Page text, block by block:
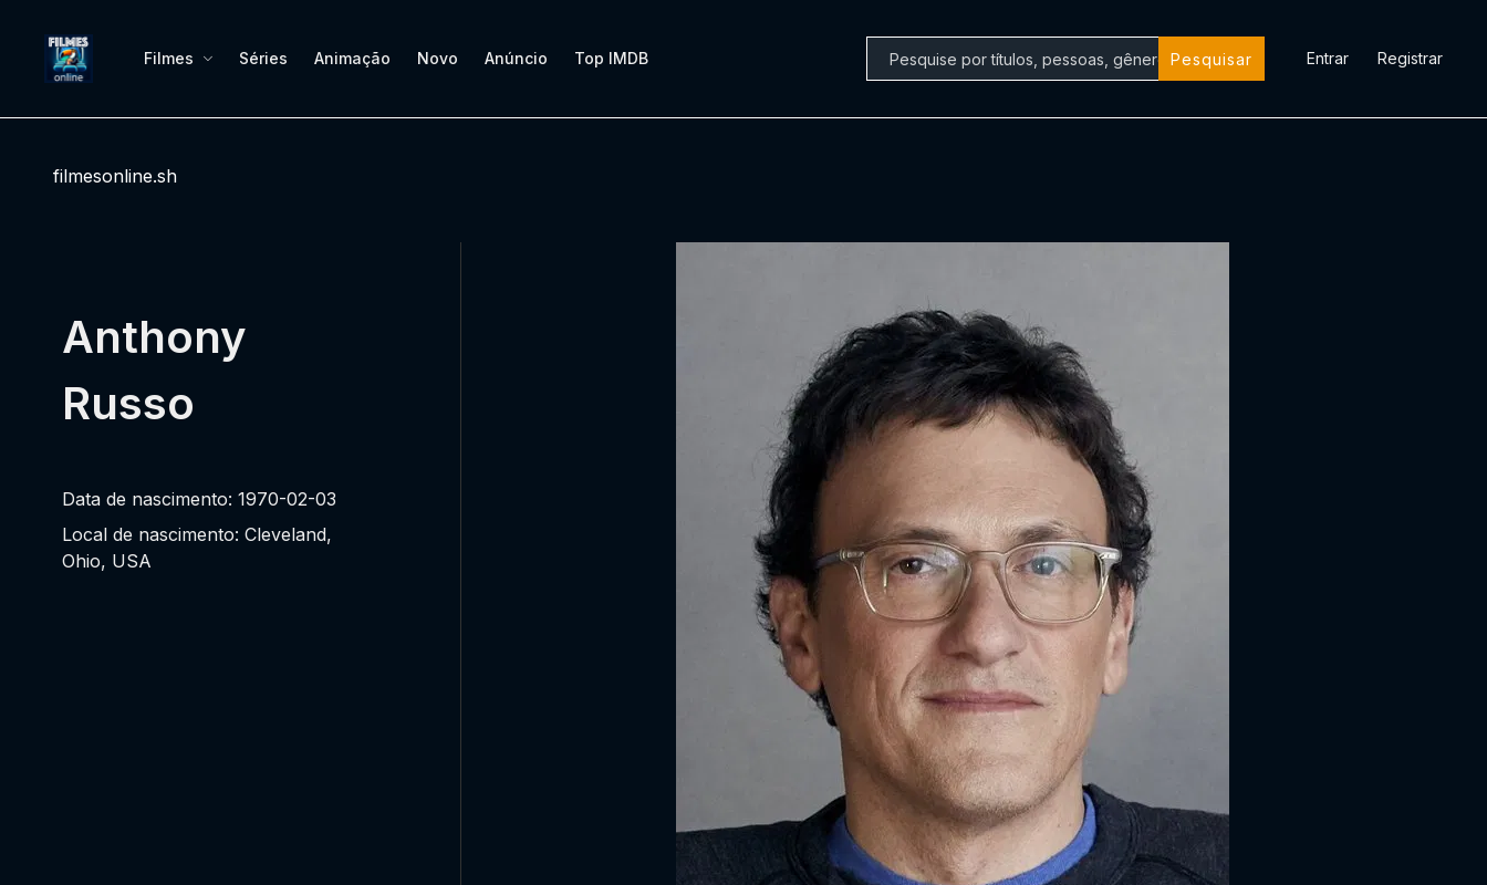
Filmes Séries Animação Novo Anúncio Top IMDB Pesquisar Entrar Registrar
filmesonline.sh
Anthony
Russo
Data de nascimento: 1970-02-03
Local de nascimento: Cleveland,
Ohio, USA